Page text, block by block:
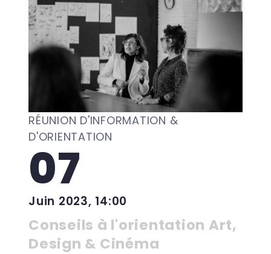
RÉUNION D'INFORMATION &
D'ORIENTATION
07
Juin 2023, 14:00
Conseils à l'orientation Art,
Design & Cinéma